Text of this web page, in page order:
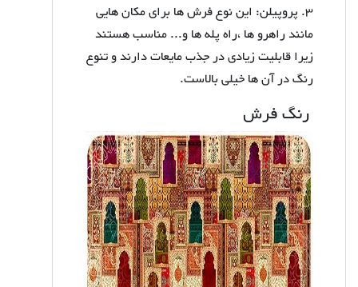
3. پروپیلن: این نوع فرش ها برای مکان هایی
مانند راهرو ها ،راه پله ها و... مناسب هستند
زیرا قابلیت زیادی در جذب مایعات دارند و تنوع
رنگ در آن ها خیلی بالاست.
رنگ فرش